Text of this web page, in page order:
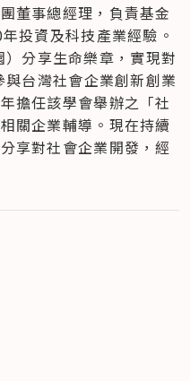
董事總經理，負責基金
投資及科技產業經驗。
分享生命樂章，實現對
台灣社會企業創新創業
擔任該學會舉辦之「社
關企業輔導。現在持續
享對社會企業開發，經